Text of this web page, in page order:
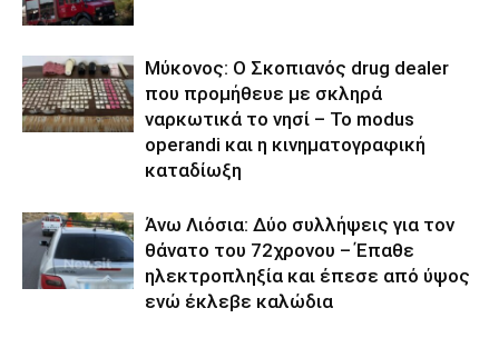
Μύκονος: Ο Σκοπιανός drug dealer
που προμήθευε με σκληρά
ναρκωτικά το νησί – Το modus
operandi και η κινηματογραφική
καταδίωξη
Άνω Λιόσια: Δύο συλλήψεις για τον
θάνατο του 72χρονου – Έπαθε
ηλεκτροπληξία και έπεσε από ύψος
ενώ έκλεβε καλώδια